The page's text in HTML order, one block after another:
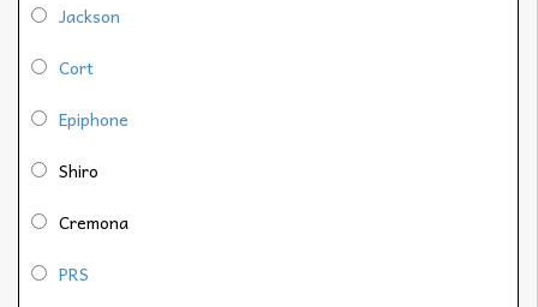
Jackson
Cort
Epiphone
Shiro
Cremona
PRS